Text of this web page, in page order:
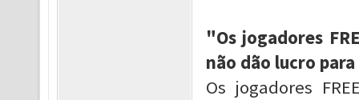
"Os jogadores
não dão lucro
Os jogadores